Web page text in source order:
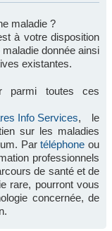
maladie ?
à votre disposition
donnée ainsi
existantes.
parmi toutes ces
Info Services, le
sur les maladies
Partéléphone ou
professionnels
de santé et de
rare, pourront vous
concernée, de